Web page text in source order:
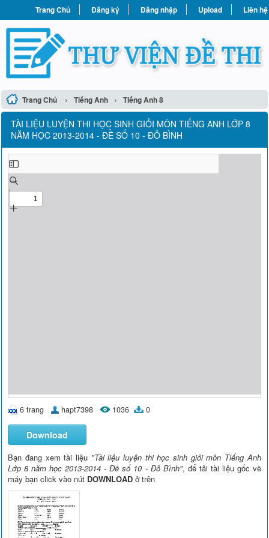
Trang Chủ Đăng ký Đăng nhập Upload Liên hệ
Trang Chủ › Tiếng Anh › Tiếng Anh 8
TÀI LIỆU LUYỆN THI HỌC SINH GIỎI MÔN TIẾNG ANH LỚP 8
NĂM HỌC 2013-2014 - ĐỀ SỐ 10 - ĐỖ BÌNH
6 trang hapt7398 1036 0
Download
Bạn đang xem tài liệu "Tài liệu luyện thi học sinh giỏi môn Tiếng Anh
Lớp 8 năm học 2013-2014 - Đề số 10 - Đỗ Bình", để tải tài liệu gốc về
máy bạn click vào nút DOWNLOAD ở trên